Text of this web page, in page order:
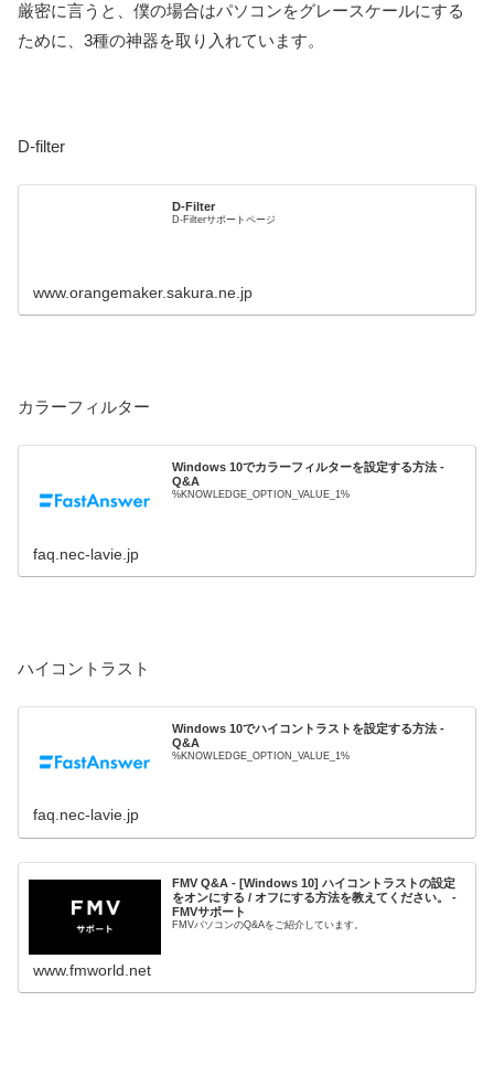
厳密に言うと、僕の場合はパソコンをグレースケールにする
ために、3種の神器を取り入れています。
D-filter
D-Filter
D-Filterサポートページ
www.orangemaker.sakura.ne.jp
カラーフィルター
Windows 10でカラーフィルターを設定する方法 -
Q&A
%KNOWLEDGE_OPTION_VALUE_1%
faq.nec-lavie.jp
ハイコントラスト
Windows 10でハイコントラストを設定する方法 -
Q&A
%KNOWLEDGE_OPTION_VALUE_1%
faq.nec-lavie.jp
FMV Q&A - [Windows 10] ハイコントラストの設定
をオンにする / オフにする方法を教えてください。 -
FMVサポート
FMVパソコンのQ&Aをご紹介しています。
www.fmworld.net